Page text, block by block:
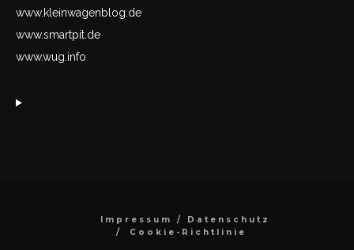
www.kleinwagenblog.de
www.smartpit.de
www.wug.info
Impressum / Datenschutz
Cookie-Richtlinie